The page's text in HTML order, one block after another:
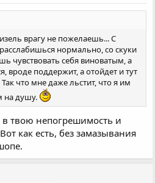
врагу не пожелаешь... С
нормально, со скуки
чувствовать себя виноватым, а
вроде поддержит, а отойдет и тут
что мне даже льстит, что я им
на душу.
твою непогрешимость и
как есть, без замазывания